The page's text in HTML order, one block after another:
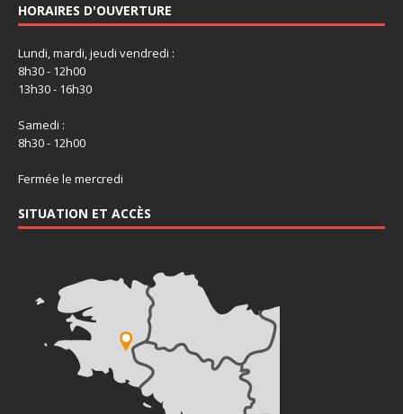
HORAIRES D'OUVERTURE
Lundi, mardi, jeudi vendredi :
8h30 - 12h00
13h30 - 16h30
Samedi :
8h30 - 12h00
Fermée le mercredi
SITUATION ET ACCÈS